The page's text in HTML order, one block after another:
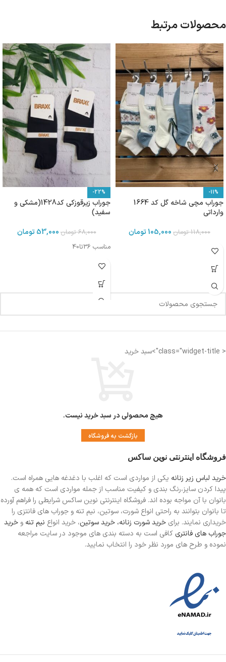
محصولات مرتبط
-11%
جوراب مچی شاخه گل کد 1664
وارداتی
118,000 تومان 105,000تومان
-22%
جوراب زیرقوزکی کد1428(مشکی و
سفید)
68,000 تومان53,000 تومان
مناسب 36تا40
< class="widget-title">سبد خرید
هیچ محصولی در سبد خرید نیست.
بازگشت به فروشگاه
فروشگاه اینترنتی نوین ساکس
خرید لباس زیر زنانه یکی از مواردی است که اغلب با دغدغه هایی همراه است.
پیدا کردن سایز،رنگ بندی و کیفیت مناسب از جمله مواردی است که همه ی
بانوان با آن مواجه بوده اند. فروشگاه اینترنتی نوین ساکس شرایطی را فراهم آورده
تا بانوان بتوانند به راحتی انواع شورت، سوتین، نیم تنه و جوراب های فانتزی را
خریداری نمایند. برای خرید شورت زنانه، خرید سوتین، خرید انواع نیم تنه و خرید
جوراب های فانتری کافی است به دسته بندی های موجود در سایت مراجعه
نموده و طرح های مورد نظر خود را انتخاب نمایید.